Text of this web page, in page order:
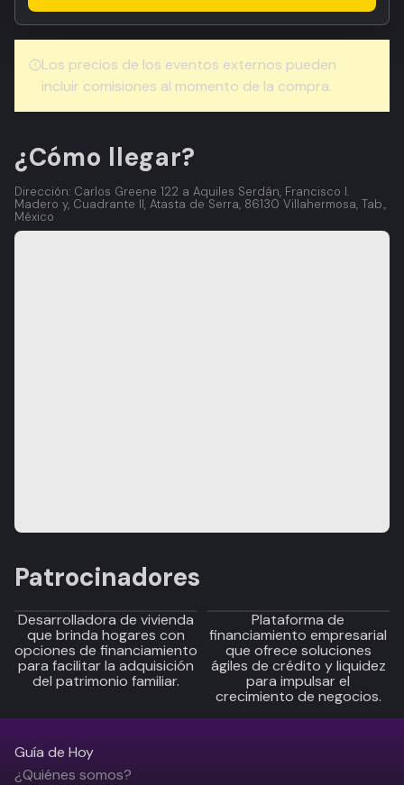
Los precios de los eventos externos pueden
incluir comisiones al momento de la compra.
¿Cómo llegar?
Dirección: Carlos Greene 122 a Aquiles Serdán, Francisco I.
Madero y, Cuadrante II, Atasta de Serra, 86130 Villahermosa, Tab.,
México
Patrocinadores
Desarrolladora de vivienda
que brinda hogares con
opciones de financiamiento
para facilitar la adquisición
del patrimonio familiar.
Plataforma de
financiamiento empresarial
que ofrece soluciones
ágiles de crédito y liquidez
para impulsar el
crecimiento de negocios.
Guía de Hoy
¿Quiénes somos?